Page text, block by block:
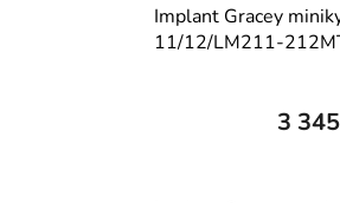
Implant Gracey
11/12/LM211-
3